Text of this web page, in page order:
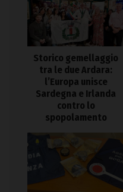
Storico gemellaggio
tra le due Ardara:
l’Europa unisce
Sardegna e Irlanda
contro lo
spopolamento